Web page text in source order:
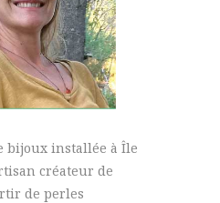
bijoux installée à Île
créateur de
de perles